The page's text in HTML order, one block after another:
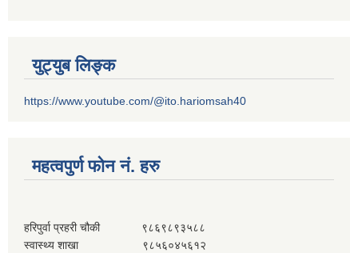
युट्युब लिङ्क
https://www.youtube.com/@ito.hariomsah40
महत्वपुर्ण फोन नं. हरु
हरिपुर्वा प्रहरी चौकी ९८६९८९३५८८
स्वास्थ्य शाखा ९८५६०४५६१२